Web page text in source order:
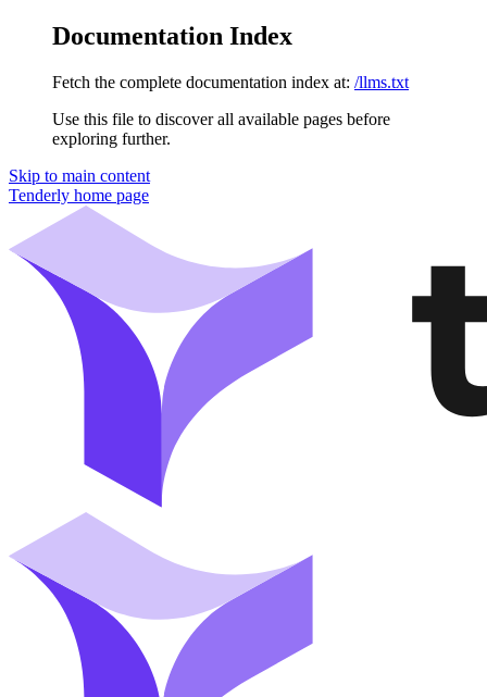
Documentation Index
Fetch the complete documentation index at: /llms.txt
Use this file to discover all available pages before
exploring further.
Skip to main content
Tenderly home page